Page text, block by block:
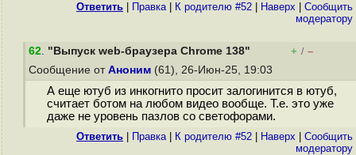
Ответить Правка| К родителю #52 Наверх
Cообщить
модератору
62. "Выпуск web-браузера Chrome 138" + / –
Сообщение от Аноним (61), 26-Июн-25, 19:03
А еще ютуб из инкогнито просит залогинится в ютуб,
считает ботом на любом видео вообще. Т.е. это уже
даже не уровень пазлов со светофорами.
Ответить Правка| К родителю #52 Наверх
Cообщить
модератору